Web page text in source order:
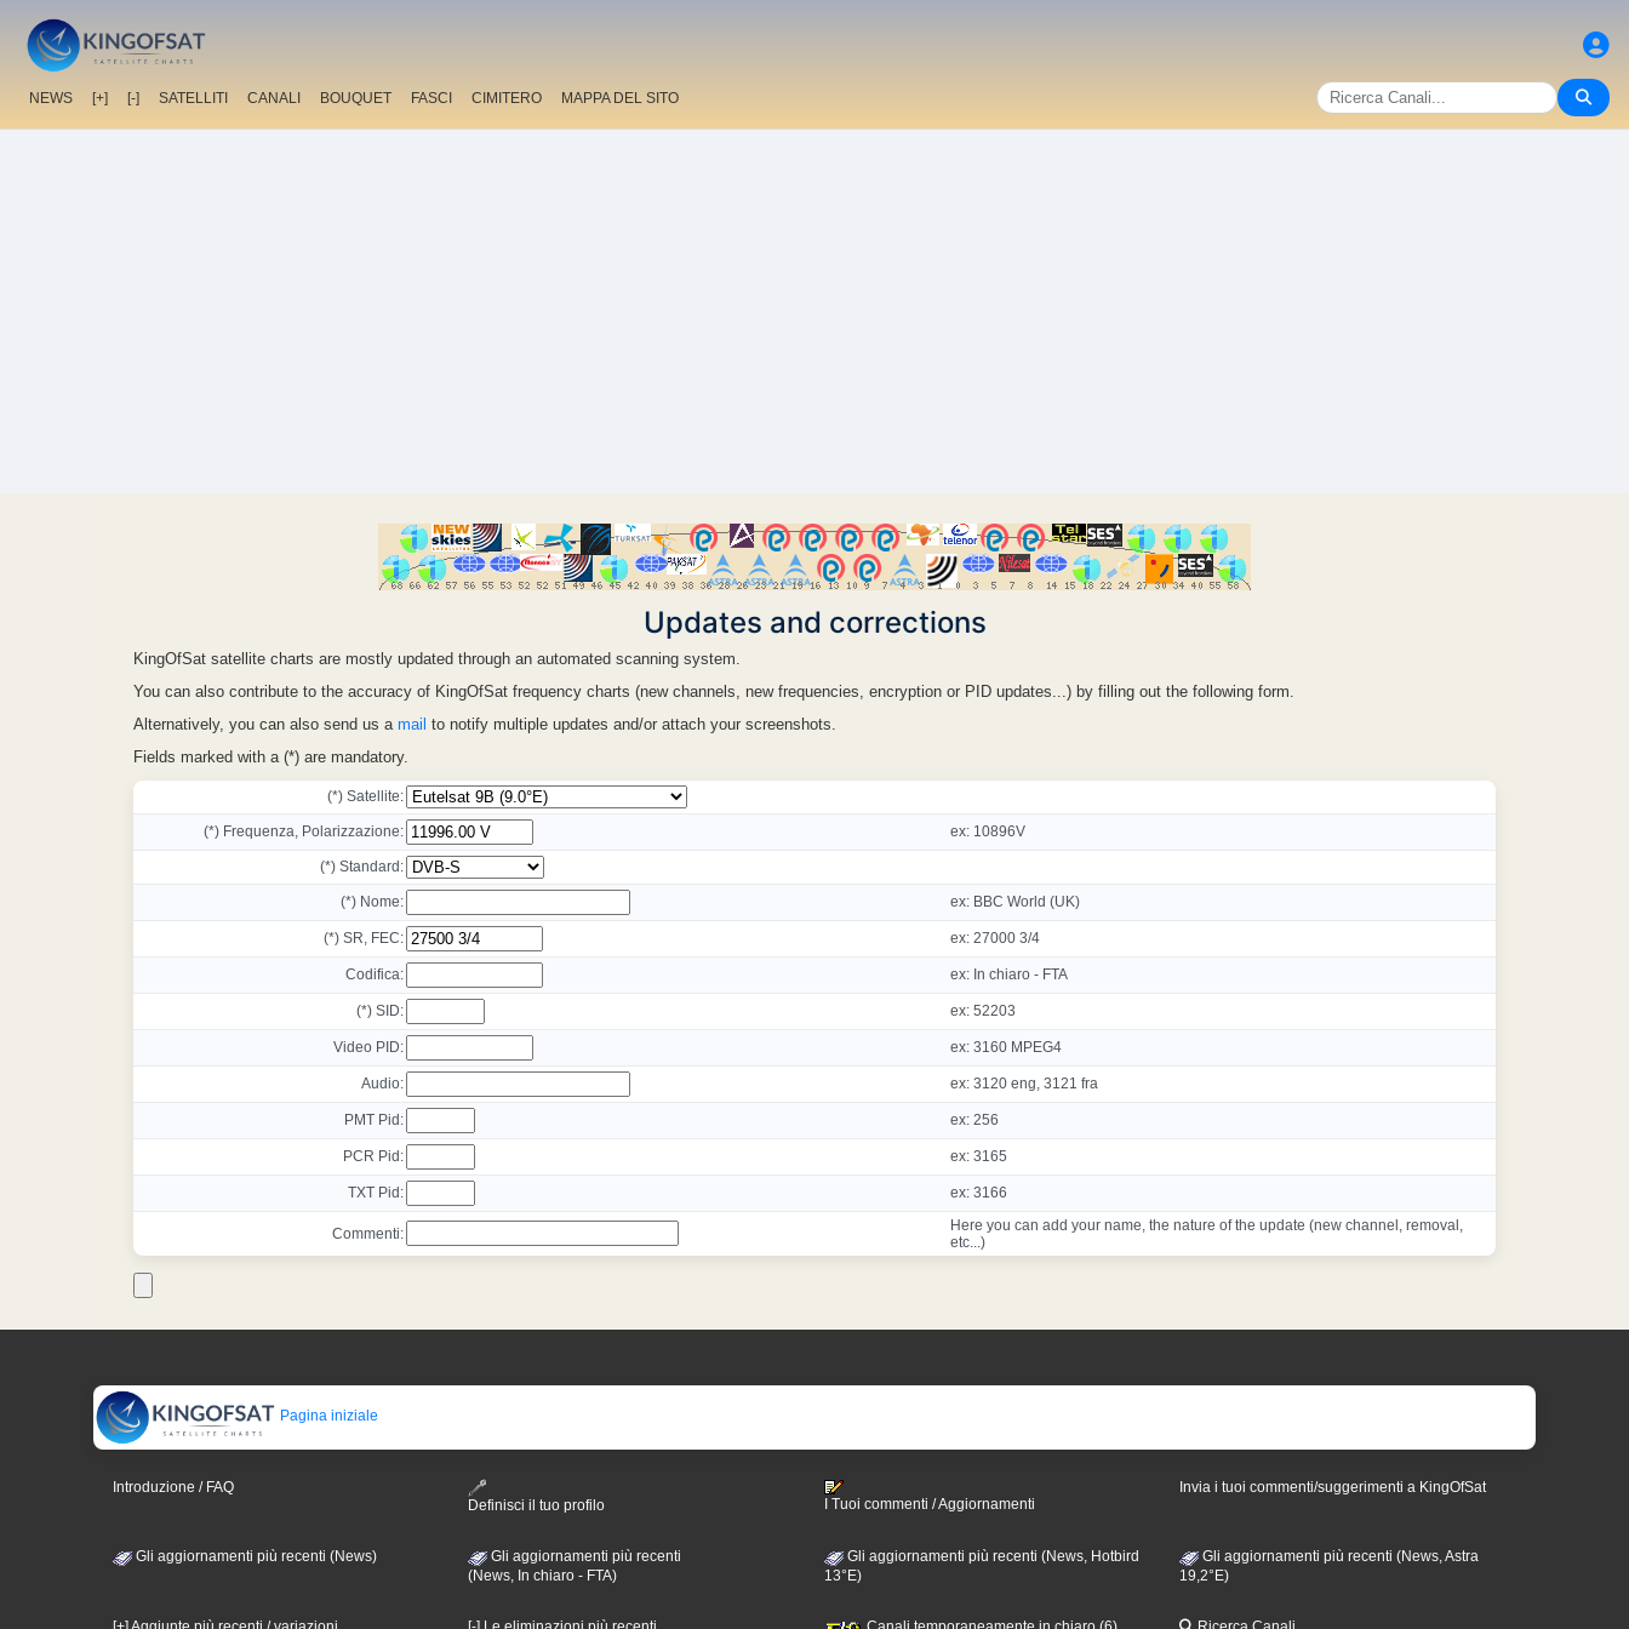
NEWS [+] [-] SATELLITI CANALI BOUQUET FASCI CIMITERO MAPPA DEL SITO
Updates and corrections
KingOfSat satellite charts are mostly updated through an automated scanning system.
You can also contribute to the accuracy of KingOfSat frequency charts (new channels, new frequencies, encryption or PID updates...) by filling out the following form.
Alternatively, you can also send us a mail to notify multiple updates and/or attach your screenshots.
Fields marked with a (*) are mandatory.
(*) Satellite:
(*) Frequenza, Polarizzazione: ex: 10896V
(*) Standard:
(*) Nome: ex: BBC World (UK)
(*) SR, FEC: ex: 27000 3/4
Codifica: ex: In chiaro - FTA
(*) SID: ex: 52203
Video PID: ex: 3160 MPEG4
Audio: ex: 3120 eng, 3121 fra
PMT Pid: ex: 256
PCR Pid: ex: 3165
TXT Pid: ex: 3166
Commenti:
Here you can add your name, the nature of the update (new channel, removal,
etc...)
Pagina iniziale
Introduzione / FAQ
Definisci il tuo profilo
I Tuoi commenti / Aggiornamenti
Invia i tuoi commenti/suggerimenti a KingOfSat
Gli aggiornamenti più recenti (News)
Gli aggiornamenti più recenti
(News, In chiaro - FTA)
Gli aggiornamenti più recenti (News, Hotbird
13°E)
Gli aggiornamenti più recenti (News, Astra
19,2°E)